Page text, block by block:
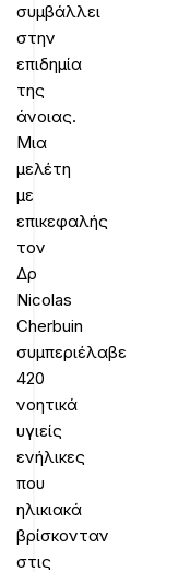
συμβάλλει
στην
επιδημία
της
άνοιας.
Μια
μελέτη
με
επικεφαλής
τον
Δρ
Nicolas
Cherbuin
συμπεριέλαβε
420
νοητικά
υγιείς
ενήλικες
που
ηλικιακά
βρίσκονταν
στις